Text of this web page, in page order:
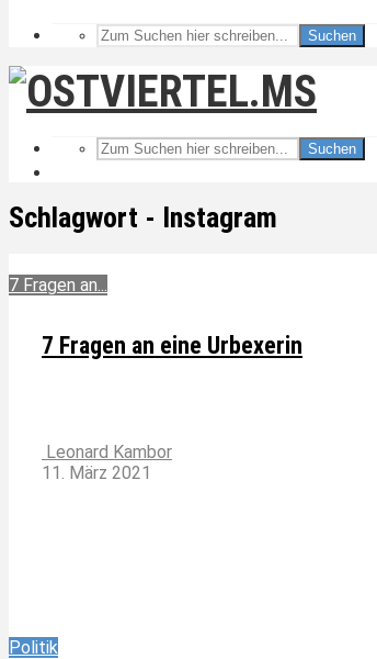
Suchen
Suchen
Schlagwort - Instagram
7 Fragen an...
7 Fragen an eine Urbexerin
Leonard Kambor
11. März 2021
Politik